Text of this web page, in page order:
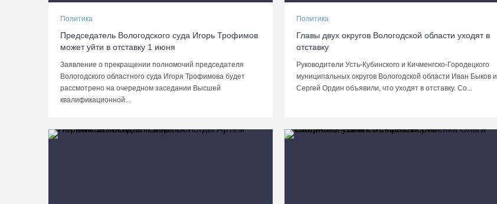
Политика
Председатель Вологодского суда Игорь Трофимов
может уйти в отставку 1 июня
Заявление о прекращении полномочий председателя
Вологодского областного суда Игоря Трофимова будет
рассмотрено на очередном заседании Высшей
квалификационной...
Политика
Главы двух округов Вологодской области уходят в
отставку
Руководители Усть-Кубинского и Кичменгско-Городецкого
муниципальных округов Вологодской области Иван Быков и
Сергей Ордин объявили, что уходят в отставку. Со...